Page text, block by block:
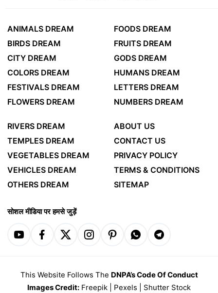
ANIMALS DREAM
BIRDS DREAM
CITY DREAM
COLORS DREAM
FESTIVALS DREAM
FLOWERS DREAM
FOODS DREAM
FRUITS DREAM
GODS DREAM
HUMANS DREAM
LETTERS DREAM
NUMBERS DREAM
RIVERS DREAM
TEMPLES DREAM
VEGETABLES DREAM
VEHICLES DREAM
OTHERS DREAM
ABOUT US
CONTACT US
PRIVACY POLICY
TERMS & CONDITIONS
SITEMAP
सोशल मीडिया पर हमसे जुड़ें
This Website Follows The DNPA’s Code Of Conduct
Images Credit: Freepik Pexels Shutter Stock